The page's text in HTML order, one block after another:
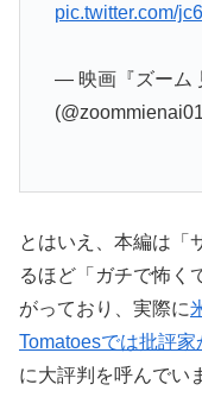
pic.twitter.com/
— 映画『ズーム
とはいえ、本編は「
るほど「ガチで怖く
がっており、実際に
Tomatoesでは批評
に大評判を呼んでい